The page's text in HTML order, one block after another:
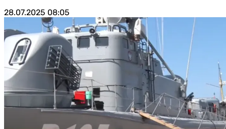
28.07.2025 08:05